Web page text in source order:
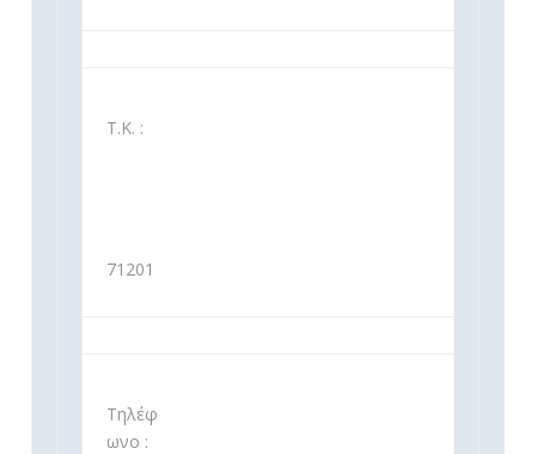
Τ.Κ. :
71201
Τηλέφ
ωνο :